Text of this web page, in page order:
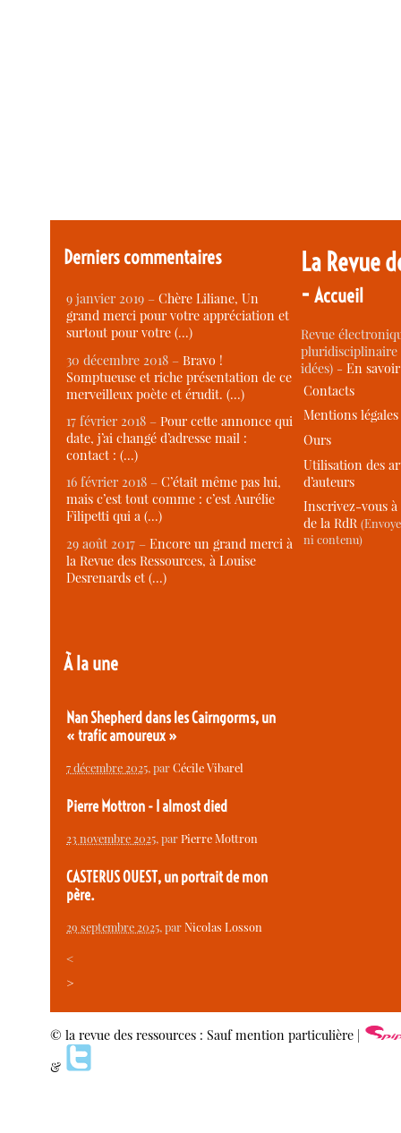
Derniers commentaires
9 janvier 2019 –Chère Liliane, Un
grand merci pour votre appréciation et
surtout pour votre (…)
30 décembre 2018 –Bravo !
Somptueuse et riche présentation de ce
merveilleux poète et érudit. (…)
17 février 2018 –Pour cette annonce qui
date, j’ai changé d’adresse mail :
contact : (…)
16 février 2018 –C’était même pas lui,
mais c’est tout comme : c’est Aurélie
Filipetti qui a (…)
29 août 2017 –Encore un grand merci à
la Revue des Ressources, à Louise
Desrenards et (…)
À la une
Nan Shepherd dans les Cairngorms, un
« trafic amoureux »
7 décembre 2025, parCécile Vibarel
Pierre Mottron - I almost died
23 novembre 2025, parPierre Mottron
CASTERUS OUEST, un portrait de mon
père.
29 septembre 2025, parNicolas Losson
<
>
La Revue
-Accueil
Revue
idées) -En
Contacts
Mentions légales
Ours
Utilisation des
d’auteurs
Inscrivez-vous
de la RdR
ni contenu)
© la revue des ressources : Sauf mention particulière |
&